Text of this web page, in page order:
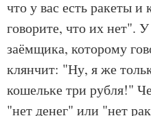
что у вас есть ракеты
говорите, что их нет".
заёмщика, которому
клянчит: "Ну, я же
кошельке три рубля!"
"нет денег" или "нет